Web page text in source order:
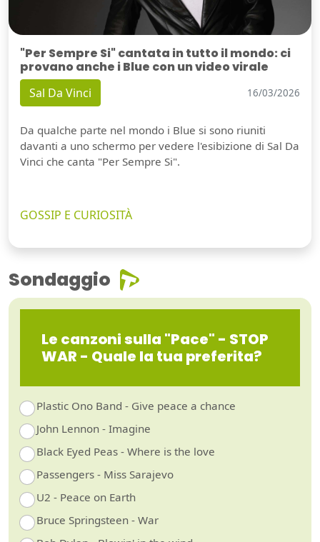
"Per Sempre Si" cantata in tutto il mondo: ci
provano anche i Blue con un video virale
Sal Da Vinci 16/03/2026
Da qualche parte nel mondo i Blue si sono riuniti
davanti a uno schermo per vedere l'esibizione di Sal Da
Vinci che canta "Per Sempre Si".
GOSSIP E CURIOSITÀ
Sondaggio
Le canzoni sulla "Pace" - STOP
WAR - Quale la tua preferita?
Plastic Ono Band - Give peace a chance
John Lennon - Imagine
Black Eyed Peas - Where is the love
Passengers - Miss Sarajevo
U2 - Peace on Earth
Bruce Springsteen - War